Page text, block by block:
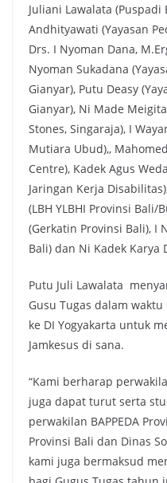
Juliani Lawalata (Puspadi
Andhityawati (Yayasan
Drs. I Nyoman Dana,
Nyoman Sukadana
Gianyar), Putu Deasy
Gianyar), Ni Made
Stones, Singaraja), I
Mutiara Ubud),,
Centre), Kadek Agus
Jaringan Kerja
(LBH YLBHI Provinsi Bali/
(Gerkatin Provinsi Bali), I
Bali) dan Ni Kadek Karya
Putu Juli Lawalata
Gusu Tugas dalam
ke DI Yogyakarta untuk
Jamkesus di sana.
“Kami berharap
juga dapat turut serta
perwakilan BAPPEDA
Provinsi Bali dan Dinas
kami juga bermaksud